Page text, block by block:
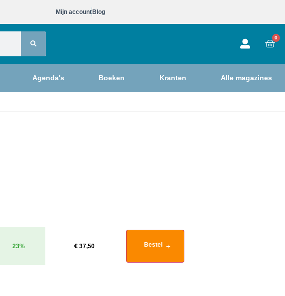
Mijn account Blog
0
Agenda's Boeken Kranten Alle magazines
23% € 37,50 Bestel